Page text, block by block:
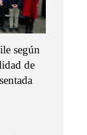
según
de